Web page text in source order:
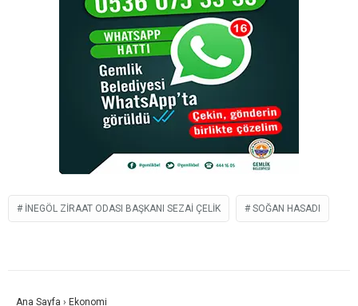
İNEGÖL ZIRAAT ODASI BAŞKANI SEZAI ÇELIK SOĞAN HASADI
Ana Sayfa › Ekonomi